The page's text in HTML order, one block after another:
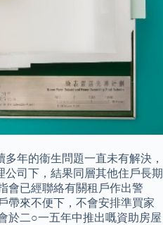
年的衞生問題一直未有解決，
司下，結果同層其他住戶長期
會已經聯絡有關租戶作出警
帶來不便下，不會安排準買家
於二○一五年中推出嘅資助房屋